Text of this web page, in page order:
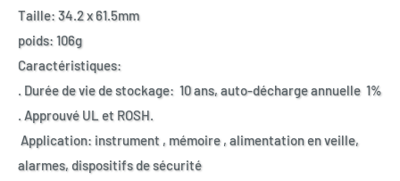
Taille: 34.2 x 61.5mm
poids: 106g
Caractéristiques:
. Durée de vie de stockage: 10 ans, auto-décharge annuelle 1%
. Approuvé UL et ROSH.
Application: instrument , mémoire , alimentation en veille,
alarmes, dispositifs de sécurité